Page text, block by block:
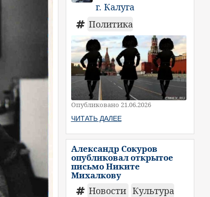
г. Калуга
Политика
Опубликовано 21.06.2026
ЧИТАТЬ ДАЛЕЕ
Александр Сокуров
опубликовал открытое
письмо Никите
Михалкову
Новости Культура